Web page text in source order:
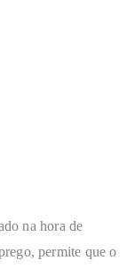
na hora de
permite que o